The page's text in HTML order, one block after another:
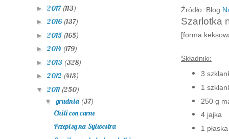
Źródło: Blog
Szarlotka
[forma
Składniki:
3
1
250 g
4 jajka
1
► 2017(113)
► 2016 (137)
► 2015 (165)
► 2014 (179)
► 2013 (328)
► 2012 (413)
▼ 2011 (250)
▼ grudnia (37)
Chili con carne
Przepisy na Sylwestra